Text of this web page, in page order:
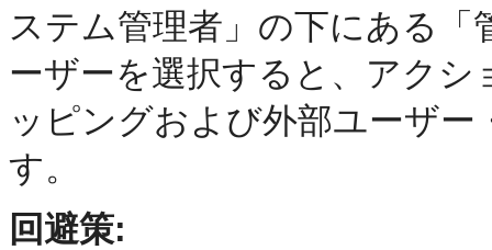
ステム管理者」の下にある
ーザーを選択すると、アク
ッピングおよび外部ユーザ
す。
回避策: